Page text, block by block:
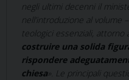
negli ultimi decenni il
nell’introduzione al volume
teologici essenziali, attorno
costruire una solida
rispondere
chiesa». Le principali